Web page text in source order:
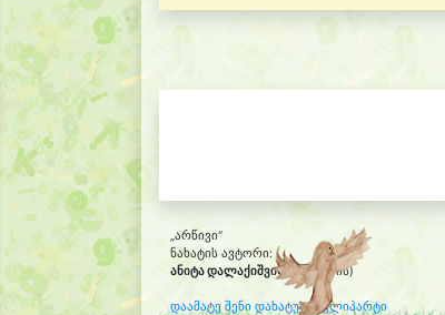
„არწივი“
ნახატის ავტორი:
ანიტა დალაქიშვილი(8 წლის)
დაამატე შენი დახატული კლიპარტი